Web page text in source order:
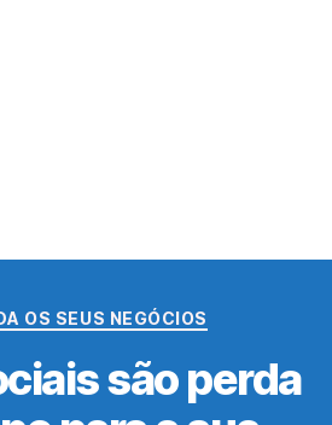
Categorias
OS SEUS NEGÓCIOS
são perda